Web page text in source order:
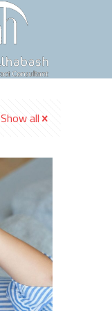
Show all